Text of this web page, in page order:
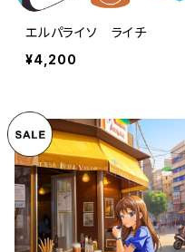
エルパライソ ライチ
¥4,200